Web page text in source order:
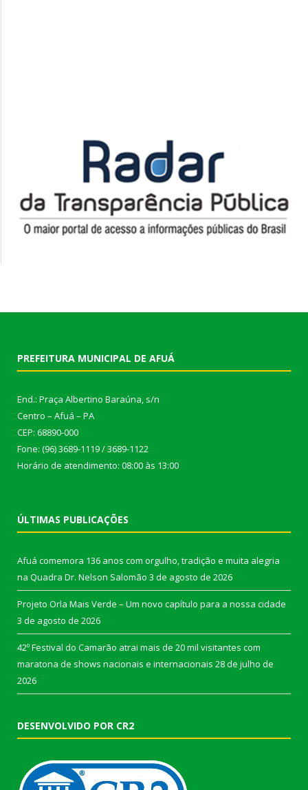
PREFEITURA MUNICIPAL DE AFUÁ
End.: Praça Albertino Baraúna, s/n
Centro – Afuá – PA
CEP: 68890-000
Fone: (96) 3689-1119 / 3689-1122
Horário de atendimento: 08:00 às 13:00
ÚLTIMAS PUBLICAÇÕES
Afuá comemora 136 anos com orgulho, tradição e muita alegria
na Quadra Dr. Nelson Salomão 3 de agosto de 2026
Projeto Orla Mais Verde – Um novo capítulo para a nossa cidade
3 de agosto de 2026
42º Festival do Camarão atrai mais de 20 mil visitantes com
maratona de shows nacionais e internacionais 28 de julho de
2026
DESENVOLVIDO POR CR2